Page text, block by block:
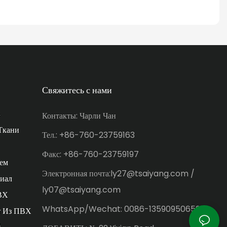
Из ПВХ
Свяжитесь с нами
Контакты: Чарли Чан
Тел.: +86-760-23759163
Факс: +86-760-23759197
Электронная почта:ly27@tsaiyang.com /
ly07@tsaiyang.com
WhatsApp/Wechat: 0086-13590950659